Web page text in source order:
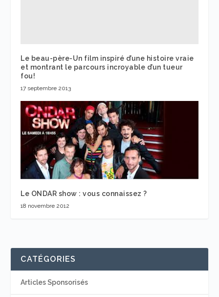
Le beau-père-Un film inspiré d’une histoire vraie
et montrant le parcours incroyable d’un tueur
fou!
17 septembre 2013
Le ONDAR show : vous connaissez ?
18 novembre 2012
CATÉGORIES
Articles Sponsorisés